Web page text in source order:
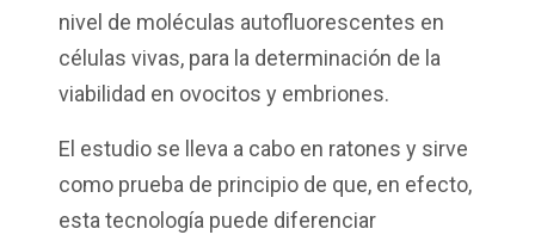
nivel de moléculas autofluorescentes en
células vivas, para la determinación de la
viabilidad en ovocitos y embriones.
El estudio se lleva a cabo en ratones y sirve
como prueba de principio de que, en efecto,
esta tecnología puede diferenciar